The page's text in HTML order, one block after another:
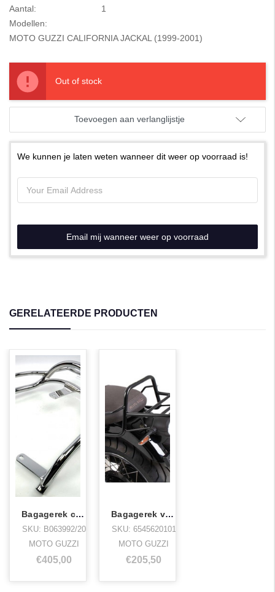
Aantal:
1
Modellen:
MOTO GUZZI CALIFORNIA JACKAL (1999-2001)
Out of stock
Toevoegen aan verlanglijstje
We kunnen je laten weten wanneer dit weer op voorraad is!
Email mij wanneer weer op voorraad
GERELATEERDE PRODUCTEN
Bagagerek california 1400 h&b
SKU: B063992/20
MOTO GUZZI
€405,00
Bagagerek v7 Stone H&B
SKU: 6545620101
MOTO GUZZI
€205,50